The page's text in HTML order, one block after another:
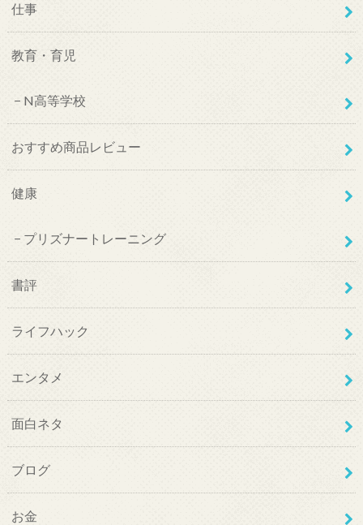
仕事
教育・育児
N高等学校
おすすめ商品レビュー
健康
プリズナートレーニング
書評
ライフハック
エンタメ
面白ネタ
ブログ
お金